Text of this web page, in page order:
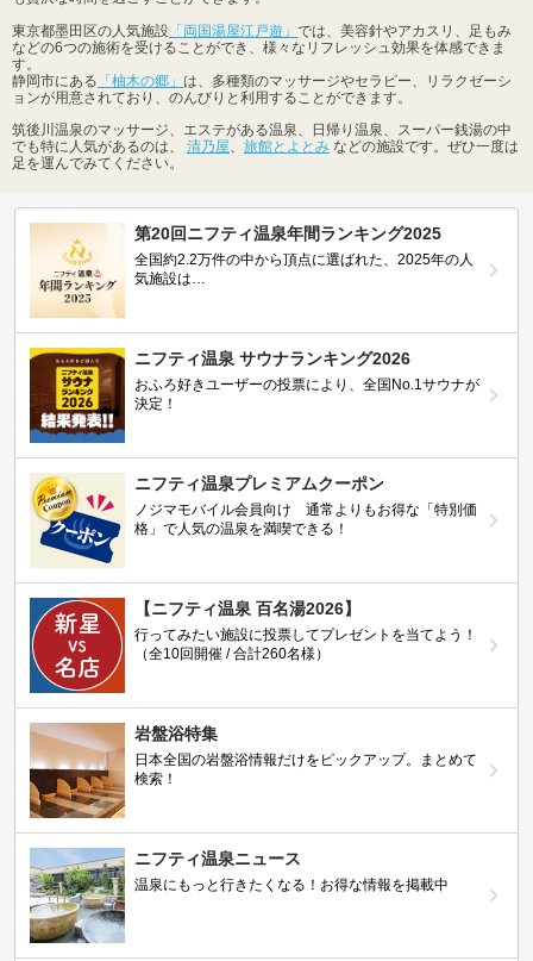
東京都墨田区の人気施設 「両国湯屋江戸遊」 では、美容針やアカスリ、足もみ
などの6つの施術を受けることができ、様々なリフレッシュ効果を体感できま
す。
静岡市にある 「柚木の郷」 は、多種類のマッサージやセラピー、リラクゼーシ
ョンが用意されており、のんびりと利用することができます。
筑後川温泉のマッサージ、エステがある温泉、日帰り温泉、スーパー銭湯の中
でも特に人気があるのは、 清乃屋、 旅館とよとみ などの施設です。ぜひ一度は
足を運んでみてください。
第20回ニフティ温泉年間ランキング2025
全国約2.2万件の中から頂点に選ばれた、2025年の人
気施設は…
ニフティ温泉 サウナランキング2026
おふろ好きユーザーの投票により、全国No.1サウナが
決定！
ニフティ温泉プレミアムクーポン
ノジマモバイル会員向け 通常よりもお得な「特別価
格」で人気の温泉を満喫できる！
【ニフティ温泉 百名湯2026】
行ってみたい施設に投票してプレゼントを当てよう！
（全10回開催 / 合計260名様）
岩盤浴特集
日本全国の岩盤浴情報だけをピックアップ。まとめて
検索！
ニフティ温泉ニュース
温泉にもっと行きたくなる！お得な情報を掲載中